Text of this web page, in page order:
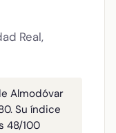
Real,
Almodóvar
Su índice
48/100